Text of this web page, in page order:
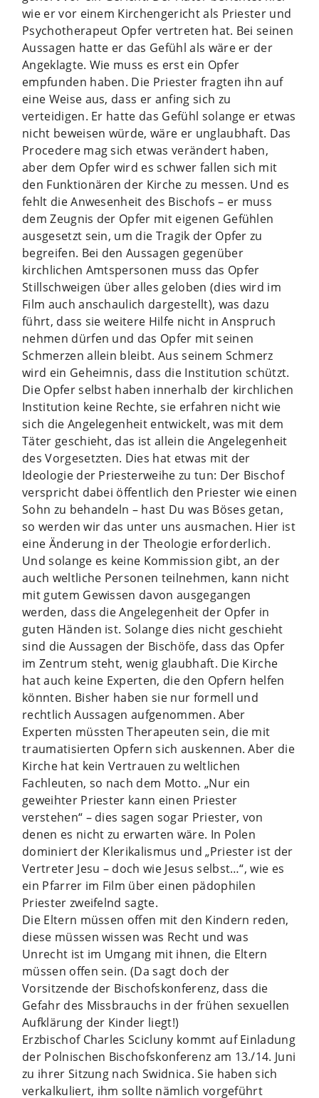
wie er vor einem Kirchengericht als Priester und
Psychotherapeut Opfer vertreten hat. Bei seinen
Aussagen hatte er das Gefühl als wäre er der
Angeklagte. Wie muss es erst ein Opfer
empfunden haben. Die Priester fragten ihn auf
eine Weise aus, dass er anfing sich zu
verteidigen. Er hatte das Gefühl solange er etwas
nicht beweisen würde, wäre er unglaubhaft. Das
Procedere mag sich etwas verändert haben,
aber dem Opfer wird es schwer fallen sich mit
den Funktionären der Kirche zu messen. Und es
fehlt die Anwesenheit des Bischofs – er muss
dem Zeugnis der Opfer mit eigenen Gefühlen
ausgesetzt sein, um die Tragik der Opfer zu
begreifen. Bei den Aussagen gegenüber
kirchlichen Amtspersonen muss das Opfer
Stillschweigen über alles geloben (dies wird im
Film auch anschaulich dargestellt), was dazu
führt, dass sie weitere Hilfe nicht in Anspruch
nehmen dürfen und das Opfer mit seinen
Schmerzen allein bleibt. Aus seinem Schmerz
wird ein Geheimnis, dass die Institution schützt.
Die Opfer selbst haben innerhalb der kirchlichen
Institution keine Rechte, sie erfahren nicht wie
sich die Angelegenheit entwickelt, was mit dem
Täter geschieht, das ist allein die Angelegenheit
des Vorgesetzten. Dies hat etwas mit der
Ideologie der Priesterweihe zu tun: Der Bischof
verspricht dabei öffentlich den Priester wie einen
Sohn zu behandeln – hast Du was Böses getan,
so werden wir das unter uns ausmachen. Hier ist
eine Änderung in der Theologie erforderlich.
Und solange es keine Kommission gibt, an der
auch weltliche Personen teilnehmen, kann nicht
mit gutem Gewissen davon ausgegangen
werden, dass die Angelegenheit der Opfer in
guten Händen ist. Solange dies nicht geschieht
sind die Aussagen der Bischöfe, dass das Opfer
im Zentrum steht, wenig glaubhaft. Die Kirche
hat auch keine Experten, die den Opfern helfen
könnten. Bisher haben sie nur formell und
rechtlich Aussagen aufgenommen. Aber
Experten müssten Therapeuten sein, die mit
traumatisierten Opfern sich auskennen. Aber die
Kirche hat kein Vertrauen zu weltlichen
Fachleuten, so nach dem Motto. „Nur ein
geweihter Priester kann einen Priester
verstehen“ – dies sagen sogar Priester, von
denen es nicht zu erwarten wäre. In Polen
dominiert der Klerikalismus und „Priester ist der
Vertreter Jesu – doch wie Jesus selbst…“, wie es
ein Pfarrer im Film über einen pädophilen
Priester zweifelnd sagte.
Die Eltern müssen offen mit den Kindern reden,
diese müssen wissen was Recht und was
Unrecht ist im Umgang mit ihnen, die Eltern
müssen offen sein. (Da sagt doch der
Vorsitzende der Bischofskonferenz, dass die
Gefahr des Missbrauchs in der frühen sexuellen
Aufklärung der Kinder liegt!)
Erzbischof Charles Scicluny kommt auf Einladung
der Polnischen Bischofskonferenz am 13./14. Juni
zu ihrer Sitzung nach Swidnica. Sie haben sich
verkalkuliert, ihm sollte nämlich vorgeführt